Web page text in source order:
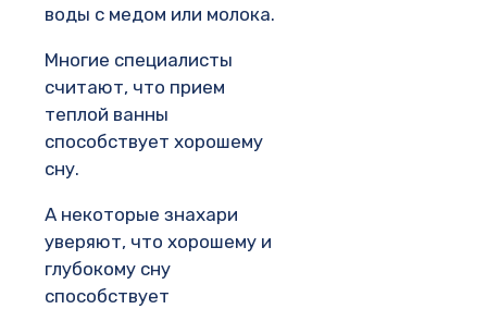
воды с медом или молока.
Многие специалисты
считают, что прием
теплой ванны
способствует хорошему
сну.
А некоторые знахари
уверяют, что хорошему и
глубокому сну
способствует